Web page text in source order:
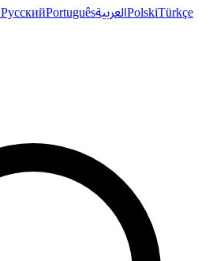
РусскийPortuguêsالعربيةPolskiTürkçe